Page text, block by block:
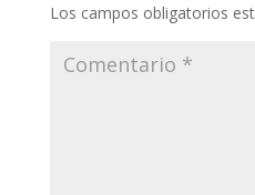
Los campos obligatorios